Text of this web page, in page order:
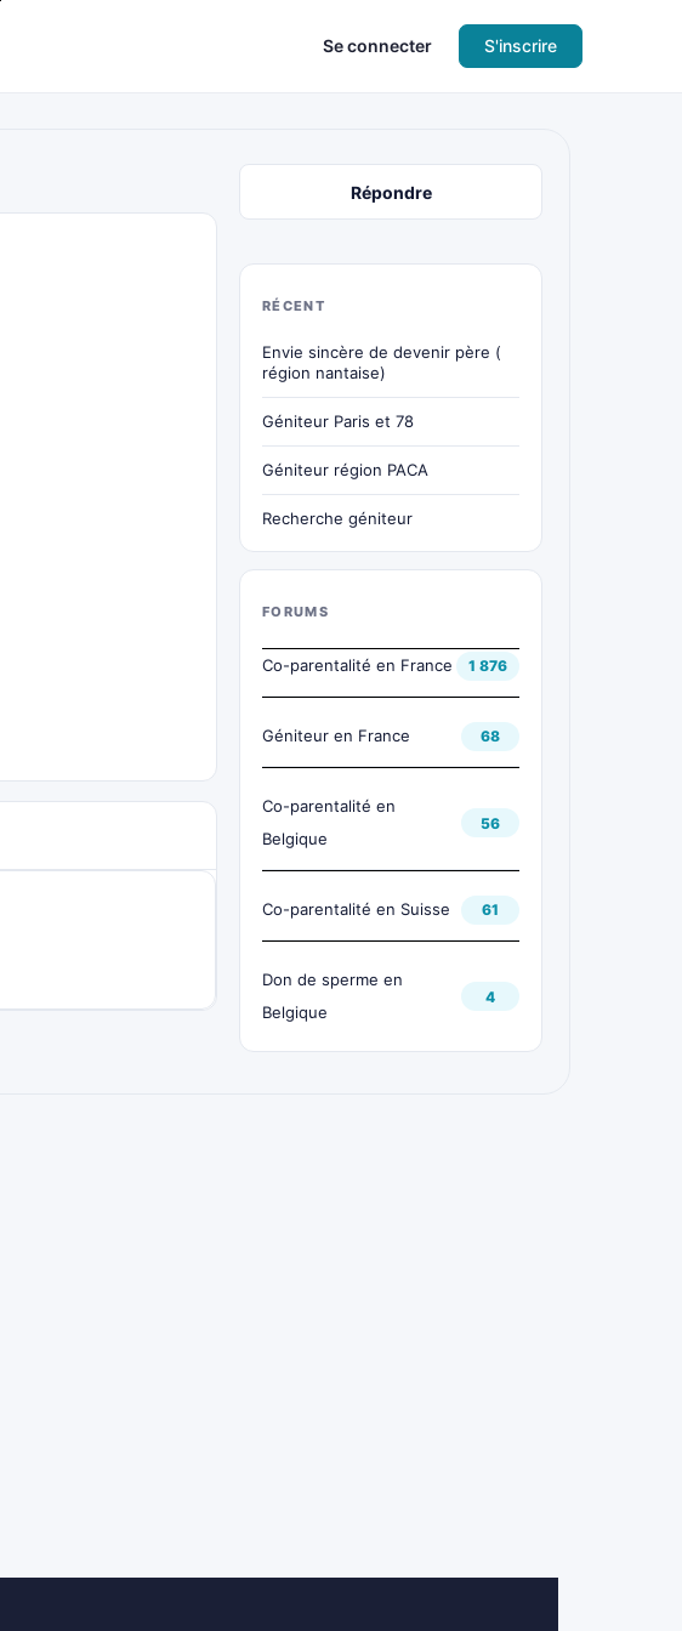
Se connecter S'inscrire
Répondre
RÉCENT
Envie sincère de devenir père (
région nantaise)
Géniteur Paris et 78
Géniteur région PACA
Recherche géniteur
FORUMS
Co-parentalité en France 1 876
Géniteur en France 68
Co-parentalité en
Belgique
56
Co-parentalité en Suisse 61
Don de sperme en
Belgique
4